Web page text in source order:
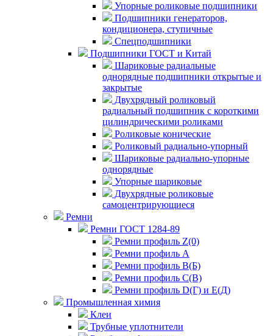
Упорные роликовые подшипники
Подшипники генераторов,
кондиционера, ступичные
Спецподшипники
Подшипники ГОСТ и Китай
Шариковые радиальные
однорядные подшипники открытые и
закрытые
Двухрядный роликовый
радиальный подшипник с короткими
цилиндрическими роликами
Роликовые конические
Роликовый радиально-упорный
Шариковые радиально-упорные
однорядные
Упорные шариковые
Двухрядные роликовые
самоцентрирующиеся
Ремни
Ремни ГОСТ 1284-89
Ремни профиль Z(0)
Ремни профиль А
Ремни профиль В(Б)
Ремни профиль С(В)
Ремни профиль D(Г) и E(Д)
Промышленная химия
Клеи
Трубные уплотнители